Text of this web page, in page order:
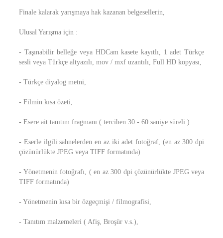
Finale kalarak yarışmaya hak kazanan belgesellerin,
Ulusal Yarışma için :
- Taşınabilir belleğe veya HDCam kasete kayıtlı, 1 adet Türkçe
sesli veya Türkçe altyazılı, mov / mxf uzantılı, Full HD kopyası,
- Türkçe diyalog metni,
- Filmin kısa özeti,
- Esere ait tanıtım fragmanı ( tercihen 30 - 60 saniye süreli )
- Eserle ilgili sahnelerden en az iki adet fotoğraf, (en az 300 dpi
çözünürlükte JPEG veya TIFF formatında)
- Yönetmenin fotoğrafı, ( en az 300 dpi çözünürlükte JPEG veya
TIFF formatında)
- Yönetmenin kısa bir özgeçmişi / filmografisi,
- Tanıtım malzemeleri ( Afiş, Broşür v.s.),